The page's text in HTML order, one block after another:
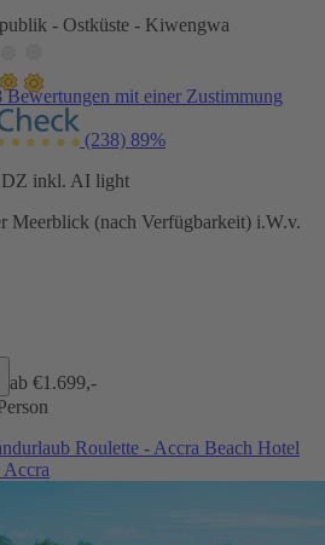
- Ostküste - Kiwengwa
Bewertungen mit einer Zustimmung
(238) 89%
DZ inkl. AI light
Meerblick (nach Verfügbarkeit) i.W.v.
ab €1.699,-
Roulette - Accra Beach Hotel